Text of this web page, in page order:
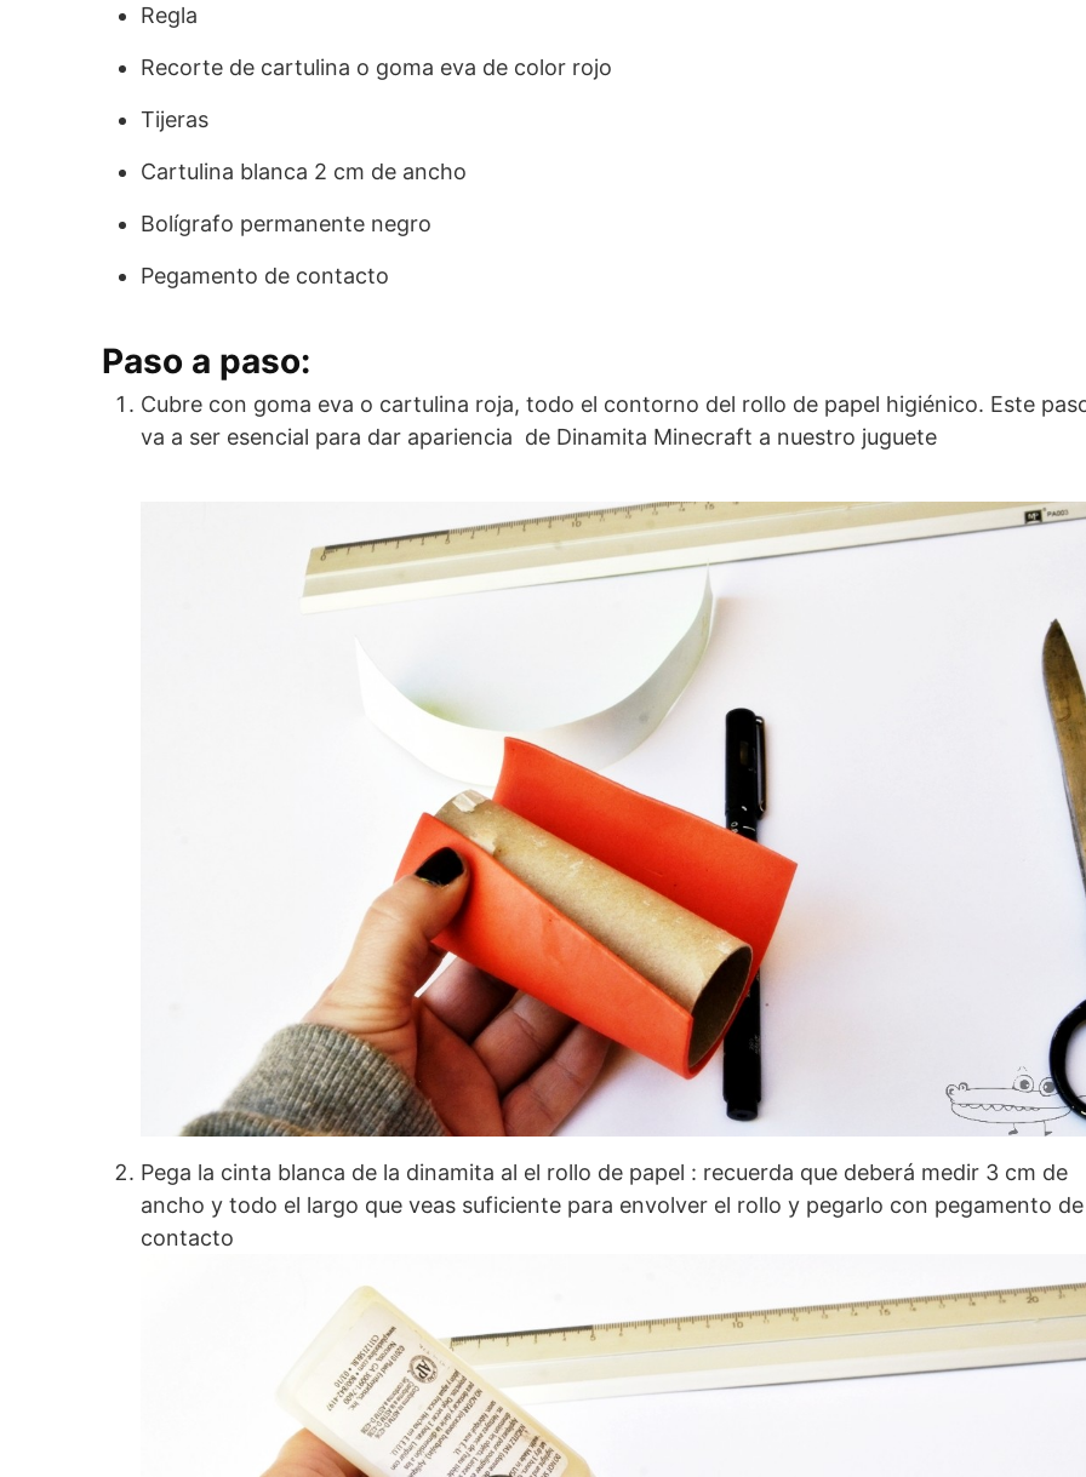
Regla
Recorte de cartulina o goma eva de color rojo
Tijeras
Cartulina blanca 2 cm de ancho
Bolígrafo permanente negro
Pegamento de contacto
Paso a paso:
Cubre con goma eva o cartulina roja, todo el contorno del rollo de papel higiénico. Este
va a ser esencial para dar apariencia de Dinamita Minecraft a nuestro juguete
Pega la cinta blanca de la dinamita al el rollo de papel : recuerda que deberá medir 3 cm de
ancho y todo el largo que veas suficiente para envolver el rollo y pegarlo con pegamento de
contacto